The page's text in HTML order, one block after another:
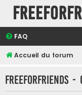
FAQ
Accueil du forum
FreeForFriends -